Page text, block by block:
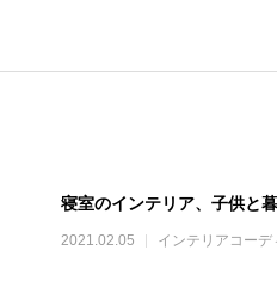
寝室のインテリア、子供と
2021.02.05 インテリアコーデ